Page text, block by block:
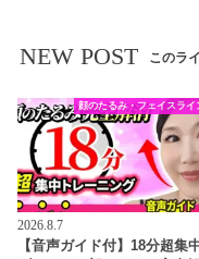
NEW POST このラ
顔のたるみ・フェイスライ
2026.8.7
【音声ガイド付】18分超集